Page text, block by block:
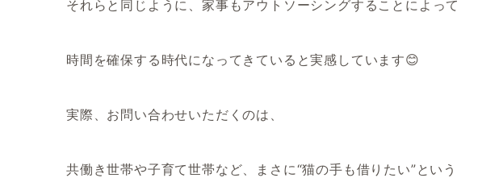
それらと同じように、家事もアウトソーシングすることによって
時間を確保する時代になってきていると実感しています😊
実際、お問い合わせいただくのは、
共働き世帯や子育て世帯など、まさに“猫の手も借りたい”という